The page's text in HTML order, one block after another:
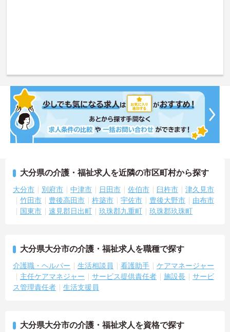
大分県の介護・福祉求人を近隣の市区町村から探す
大分市 別府市 中津市 日田市 佐伯市 臼杵市
津久見市
竹田市
豊後高田市 杵築市 宇佐市 豊後大野市
由布市
国東市
速見郡日出町 玖珠郡九重町 玖珠郡玖珠町
大分県大分市の介護・福祉求人を職種で探す
介護職・ヘルパー 生活相談員 看護助手
ケアマネージャー
主任ケアマネジャー
サービス提供責任者 施設長
サービ
ス管理責任者
生活支援員
大分県大分市の介護・福祉求人を資格で探す